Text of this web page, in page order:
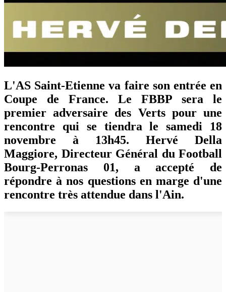
L'AS Saint-Etienne va faire son entrée en
Coupe de France. Le FBBP sera le
premier adversaire des Verts pour une
rencontre qui se tiendra le samedi 18
novembre à 13h45. Hervé Della
Maggiore, Directeur Général du Football
Bourg-Perronas 01, a accepté de
répondre à nos questions en marge d'une
rencontre très attendue dans l'Ain.